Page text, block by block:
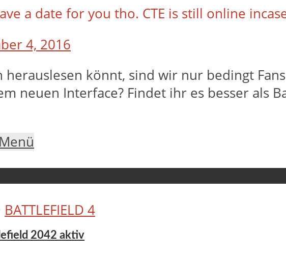
a date for you tho. CTE is still online
4, 2016
könnt, sind wir nur bedingt
neuen Interface? Findet ihr es besser als
Menü
BATTLEFIELD 4
2042 aktiv